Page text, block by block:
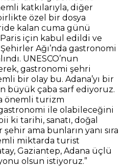
katkılarıyla, diğer
özel bir dosya
kalan cuma günü
için kabul edildi ve
Şehirler Ağı’nda gastronomi
UNESCO’nun
gastronomi şehri
bir olay bu. Adana’yı bir
büyük çaba sarf ediyoruz.
önemli turizm
ile olabileceğini
ki tarihi, sanatı, doğal
ama bunların yanı sıra
miktarda turist
Gaziantep, Adana üçlü
olsun istiyoruz.”